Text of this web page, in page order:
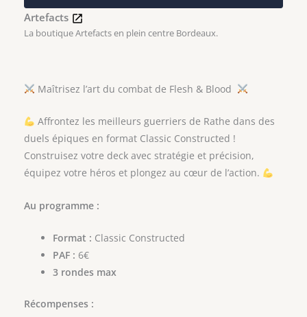
Artefacts
La boutique Artefacts en plein centre Bordeaux.
Maîtrisez l’art du combat de Flesh & Blood
Affrontez les meilleurs guerriers de Rathe dans des
duels épiques en format Classic Constructed !
Construisez votre deck avec stratégie et précision,
équipez votre héros et plongez au cœur de l’action.
Au programme :
Format : Classic Constructed
PAF : 6€
3 rondes max
Récompenses :